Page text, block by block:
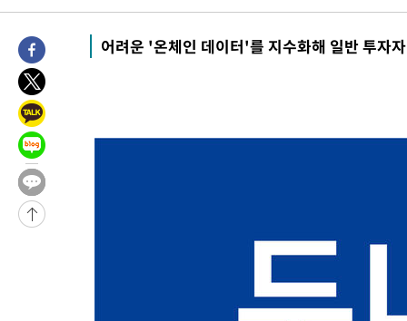
44.53%
-24827초 전 >[속보]與전대 권리당원투표…강원·경북 김민석, 대구 정청래
-24634초 전 >
[속보]與 당대표 경선, 경북 권리당원 투표 김민석 47.37%·정
45.71%
-24536초 전 >
46.35%
-24333초 전 >
득표
-22251초 전 >
-14893초 전 >
[속보]장은수, KLPGA 제주삼다수 역전 우승…데뷔 10년 차에
-10258초 전 >
-10185초 전 >
-9457초 전 >
이강인, 오늘 서울서 AT마드리드 입단식…'전례 없는 특급대우'
콜롬비아 신임 우파 대통령 취임 하루만에 차량폭탄 폭발 사건
어려운 '온체인 데이터'를 지수화해 일반 투자